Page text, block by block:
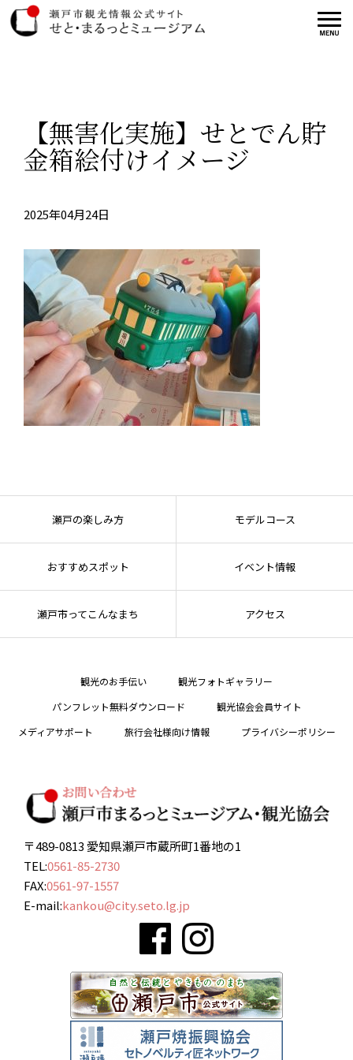
【無害化実施】せとでん貯
金箱絵付けイメージ
2025年04月24日
瀬戸の楽しみ方 モデルコース
おすすめスポット イベント情報
瀬戸市ってこんなまち アクセス
観光のお手伝い
観光フォトギャラリー
パンフレット無料ダウンロード
観光協会会員サイト
メディアサポート
旅行会社様向け情報 プライバシーポリシー
〒489-0813 愛知県瀬戸市蔵所町1番地の1
TEL:0561-85-2730
FAX:0561-97-1557
E-mail:kankou@city.seto.lg.jp